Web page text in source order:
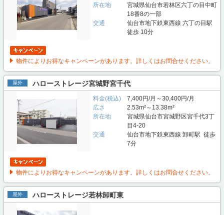
所在地
宮城県仙台市若林区六丁の目中町
18番8の一部
交通
仙台市地下鉄東西線 六丁の目駅
徒歩 10分
物件によりお得なキャンペーンがあります。詳しくはお問合せください。
屋外 ハローストレージ宮城野宮千代
料金(税込)
7,400円/月～30,400円/月
広さ
2.53m²～13.38m²
所在地
宮城県仙台市宮城野区宮千代3丁
目4-20
交通
仙台市地下鉄東西線 卸町駅 徒歩
7分
物件によりお得なキャンペーンがあります。詳しくはお問合せください。
屋外 ハローストレージ若林卸町東